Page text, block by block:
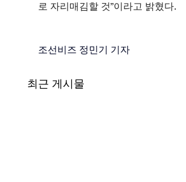
로 자리매김할 것”이라고 밝혔다.
조선비즈 정민기 기자
최근 게시물